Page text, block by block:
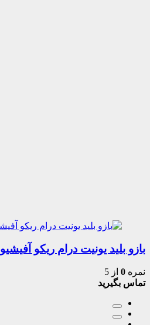
بازو بلید یونیت درام ریکو آفیشیو Richo Aficio
نمره 0 از 5
تماس بگیرید